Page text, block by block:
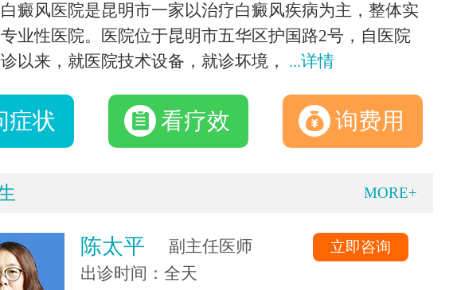
癜风医院是昆明市一家以治疗白癜风疾病为主，整体实
业性医院。医院位于昆明市五华区护国路2号，自医院
以来，就医院技术设备，就诊坏境， ...详情
症状 看疗效 询费用
MORE+
陈太平
副主任医师
出诊时间：全天
立即咨询